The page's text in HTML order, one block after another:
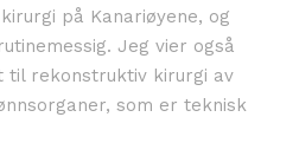
på Kanariøyene, og
Jeg vier også
til rekonstruktiv kirurgi av
som er teknisk